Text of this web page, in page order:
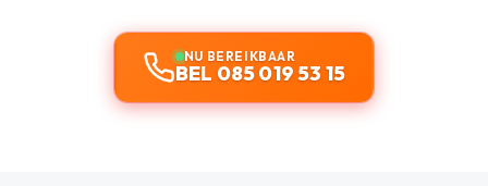
NU BEREIKBAAR
BEL 085 019 53 15